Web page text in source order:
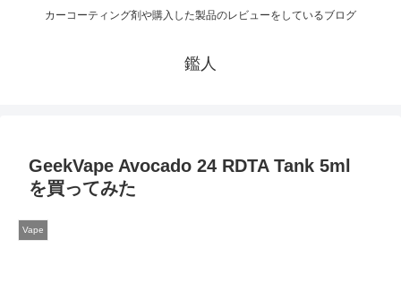
カーコーティング剤や購入した製品のレビューをしているブログ
鑑人
GeekVape Avocado 24 RDTA Tank 5ml
を買ってみた
Vape